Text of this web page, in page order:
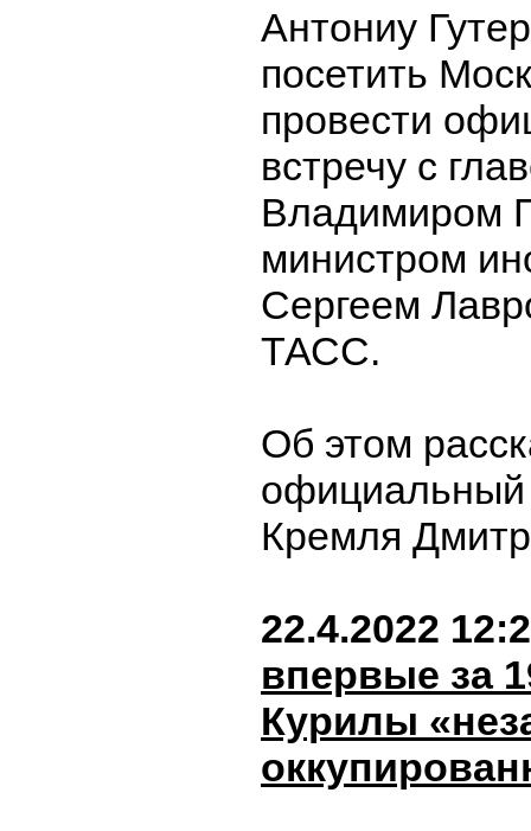
Антониу
посетить
провести
встречу с
Владимиром
министром
Сергеем
ТАСС.
Об этом
официальный
Кремля
22.4.2022
впервые за
Курилы